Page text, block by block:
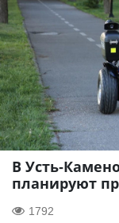
В Усть-
планируют
1792